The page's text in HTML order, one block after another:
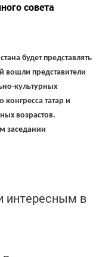
совета
будет представлять
вошли представители
культурных
татар и
возрастов.
заседании
интересным в